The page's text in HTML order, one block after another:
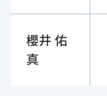
櫻井 佑
真